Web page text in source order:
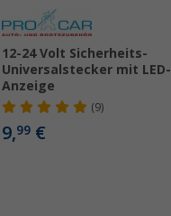
12-24 Volt Sicherheits-
Universalstecker mit LED-
Anzeige
(9)
9,99€